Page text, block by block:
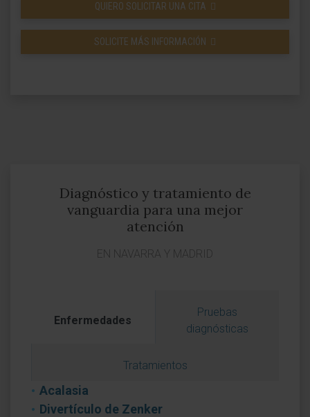
QUIERO SOLICITAR UNA CITA
SOLICITE MÁS INFORMACIÓN
Diagnóstico y tratamiento de
vanguardia para una mejor
atención
EN NAVARRA Y MADRID
Enfermedades
Pruebas
diagnósticas
Tratamientos
Acalasia
Divertículo de Zenker